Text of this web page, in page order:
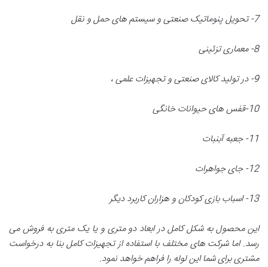
7- تحویل پنوماتیک صنعتی و سیستم های حمل و نقل
8- معماری تزئینی
9- در تولید کالای صنعتی و تجهیزات علمی ،
10- قفس های حیوانات خانگی
11- جعبه آبنبات
12- جای جواهرات
13- اسباب بازی کودکان و هزاران کاربرد دیگر
این محصول به شکل کامل در ابعاد دو متری و یا یک متری به فروش می
رسد. اما شرکت های مختلف با استفاده از تجهیزات کامل بنا به درخواست
مشتری برای شما این لوله را فراهم خواهد نمود.